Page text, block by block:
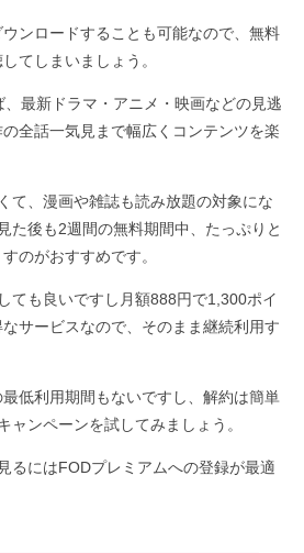
ンロードすることも可能なので、無料
てしまいましょう。
最新ドラマ・アニメ・映画などの見逃
全話一気見まで幅広くコンテンツを楽
て、漫画や雑誌も読み放題の対象にな
た後も2週間の無料期間中、たっぷりと
のがおすすめです。
ても良いですし月額888円で1,300ポイ
サービスなので、そのまま継続利用す
低利用期間もないですし、解約は簡単
ャンペーンを試してみましょう。
るにはFODプレミアムへの登録が最適